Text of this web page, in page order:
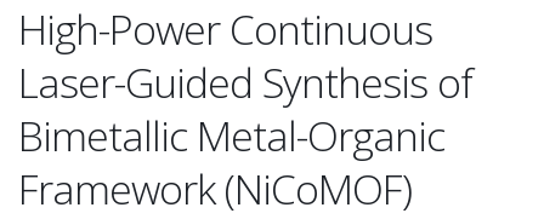
High-Power Continuous
Laser-Guided Synthesis of
Bimetallic Metal-Organic
Framework (NiCoMOF)